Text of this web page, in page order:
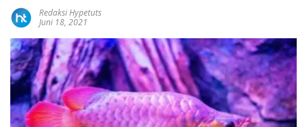
Redaksi Hypetuts
Juni 18, 2021